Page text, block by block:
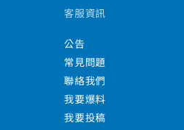
客服資訊
公告
常見問題
聯絡我們
我要爆料
我要投稿